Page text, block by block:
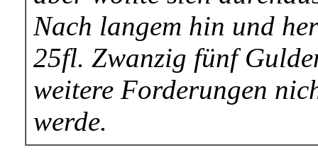
Nach langem hin und
25fl. Zwanzig fünf
weitere Forderungen
werde.